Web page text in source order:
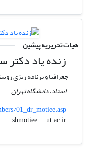
هیات تحریریه پیشین
زنده یاد
جغرافیا و برنامه ریزی
استاد، دانشگاه تهران
01_dr_motiee.asp
shmotiee
ut.ac.ir